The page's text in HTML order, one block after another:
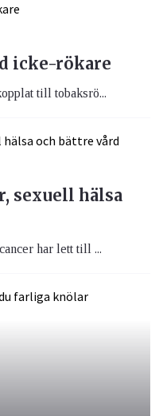
icke-rökare
till tobaksrö...
sexuell hälsa
har lett till ...